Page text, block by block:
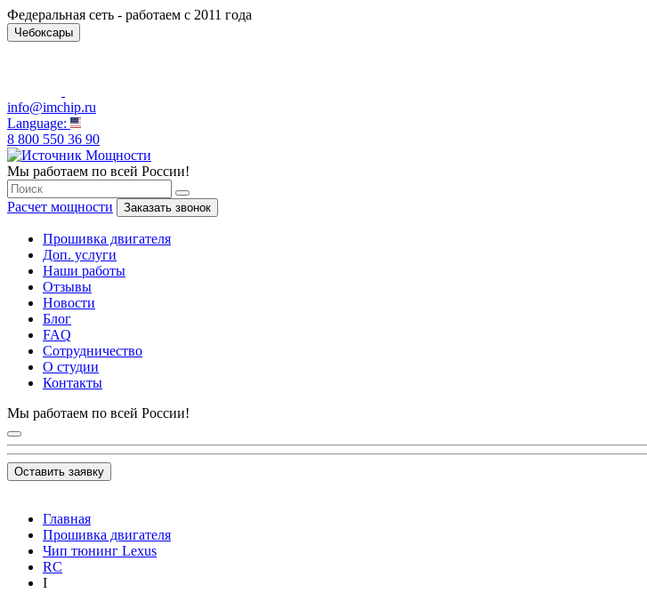
Федеральная сеть - работаем с 2011 года
Чебоксары
info@imchip.ru
Language:
8 800 550 36 90
Мы работаем по всей России!
Расчет мощности Заказать звонок
Прошивка двигателя
Доп. услуги
Наши работы
Отзывы
Новости
Блог
FAQ
Сотрудничество
О студии
Контакты
Мы работаем по всей России!
Оставить заявку
Главная
Прошивка двигателя
Чип тюнинг Lexus
RC
I